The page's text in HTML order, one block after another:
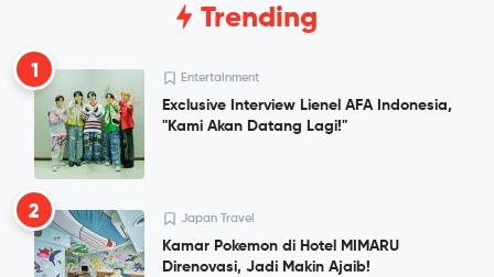
Trending
1 Entertainment
Exclusive Interview Lienel AFA Indonesia,
"Kami Akan Datang Lagi!"
2 Japan Travel
Kamar Pokemon di Hotel MIMARU
Direnovasi, Jadi Makin Ajaib!